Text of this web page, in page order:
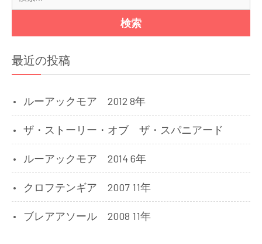
最近の投稿
ルーアックモア 2012 8年
ザ・ストーリー・オブ ザ・スパニアード
ルーアックモア 2014 6年
クロフテンギア 2007 11年
ブレアアソール 2008 11年